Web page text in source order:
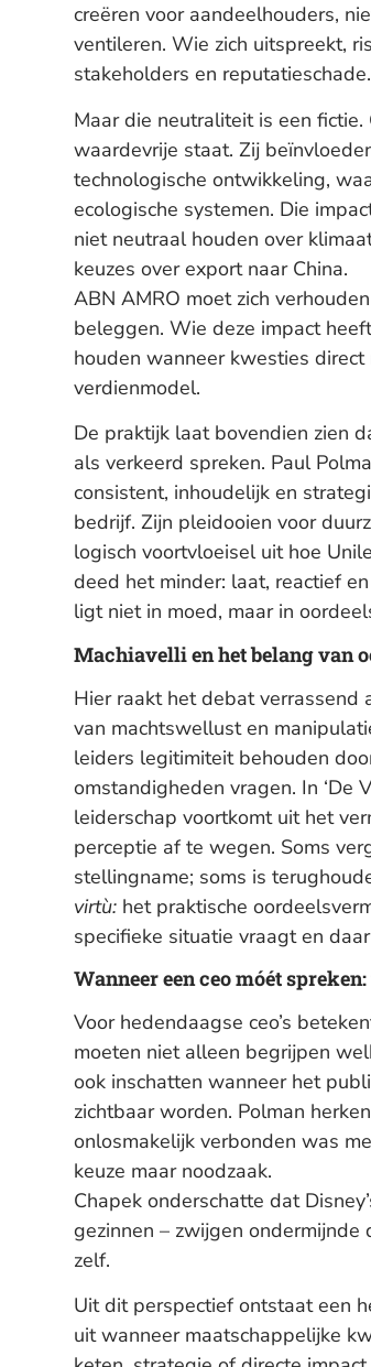
creëren voor aandeelhouders,
ventileren. Wie zich uitspreekt,
stakeholders en
Maar die neutraliteit is een
waardevrije staat. Zij
technologische ontwikkeling,
ecologische systemen. Die
niet neutraal houden over
keuzes over export naar China.
ABN AMRO moet zich
beleggen. Wie deze impact
houden wanneer kwesties
verdienmodel.
De praktijk laat bovendien zien
als verkeerd spreken. Paul
consistent, inhoudelijk en
bedrijf. Zijn pleidooien voor
logisch voortvloeisel uit hoe
deed het minder: laat, reactief
ligt niet in moed, maar in
Machiavelli en het belang van
Hier raakt het debat verrassend
van machtswellust en
leiders legitimiteit behouden
omstandigheden vragen. In ‘De
leiderschap voortkomt uit het
perceptie af te wegen. Soms
stellingname; soms is
virtù: het praktische
specifieke situatie vraagt en
Wanneer een ceo móét
Voor hedendaagse ceo’s
moeten niet alleen begrijpen
ook inschatten wanneer het
zichtbaar worden. Polman
onlosmakelijk verbonden was
keuze maar noodzaak.
Chapek onderschatte dat
gezinnen – zwijgen
zelf.
Uit dit perspectief ontstaat een
uit wanneer maatschappelijke